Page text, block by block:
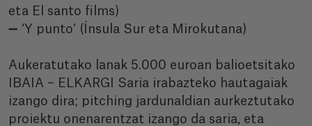
eta El santo films)
➖ ‘Y punto’ (Ínsula Sur eta Mirokutana)
Aukeratutako lanak 5.000 euroan balioetsitako
IBAIA – ELKARGI Saria irabazteko hautagaiak
izango dira; pitching jardunaldian aurkeztutako
proiektu onenarentzat izango da saria, eta